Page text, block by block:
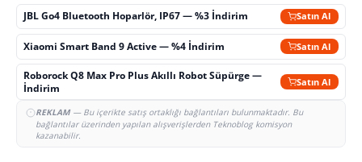
JBL Go4 Bluetooth Hoparlör, IP67 — %3 İndirim Satın Al
Xiaomi Smart Band 9 Active — %4 İndirim Satın Al
Roborock Q8 Max Pro Plus Akıllı Robot Süpürge —
İndirim
Satın Al
REKLAM— Bu içerikte satış ortaklığı bağlantıları bulunmaktadır. Bu
bağlantılar üzerinden yapılan alışverişlerden Teknoblog komisyon
kazanabilir.